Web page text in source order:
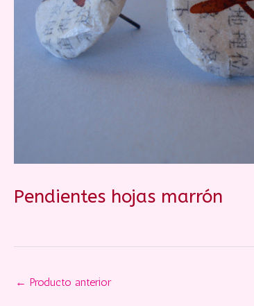
Pendientes hojas marrón
← Producto anterior